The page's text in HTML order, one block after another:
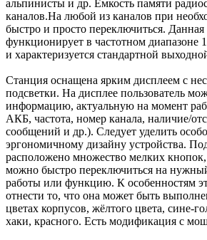
альпинисты и др. Ёмкость памяти
каналов.На любой из каналов при
быстро и просто переключиться. Данная
функционирует в частотном диапазоне
и характеризуется стандартной
Станция оснащена ярким дисплеем с
подсветки. На дисплее пользователь
информацию, актуальную на момент
АКБ, частота, номер канала, наличие/
сообщений и др.). Следует уделить
эргономичному дизайну устройства.
расположено множество мелких
можно быстро переключиться на
работы или функцию. К особенностям
отнести то, что она может быть
цветах корпусов, жёлтого цвета, сине-
хаки, красного. Есть модификация с